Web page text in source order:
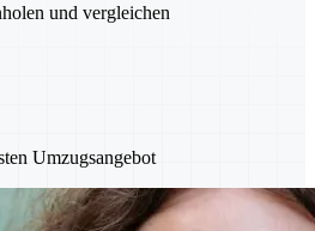
und vergleichen
Umzugsangebot